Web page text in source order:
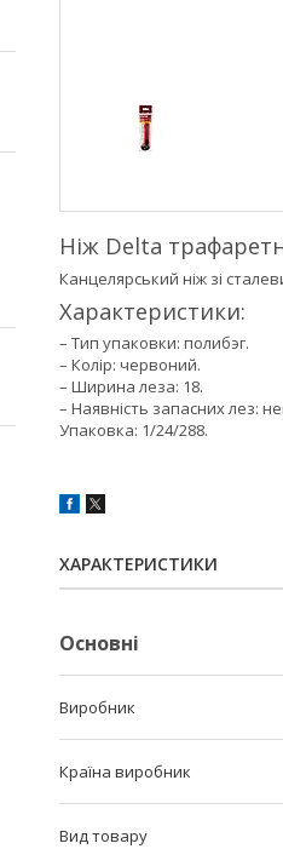
Ніж Delta
Канцелярський ніж зі
Характеристики:
– Тип упаковки: полибэг.
– Колір: червоний.
– Ширина леза: 18.
– Наявність запасних лез:
Упаковка: 1/24/288.
ХАРАКТЕРИСТИКИ
Основні
Виробник
Країна виробник
Вид товару